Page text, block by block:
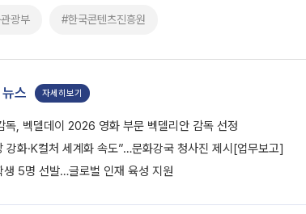
광부 #한국콘텐츠진흥원
스 자세히보기
독, 벡델데이 2026 영화 부문 벡델리안 감독 선정
강화·K컬처 세계화 속도”…문화강국 청사진 제시[업무보고]
생 5명 선발…글로벌 인재 육성 지원